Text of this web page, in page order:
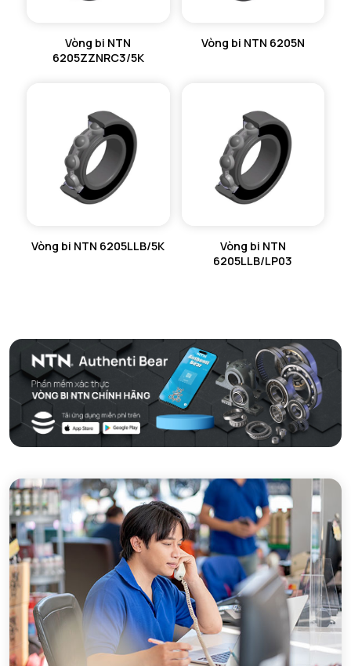
Vòng bi NTN
6205ZZNRC3/5K
Vòng bi NTN 6205N
Vòng bi NTN 6205LLB/5K
Vòng bi NTN
6205LLB/LP03